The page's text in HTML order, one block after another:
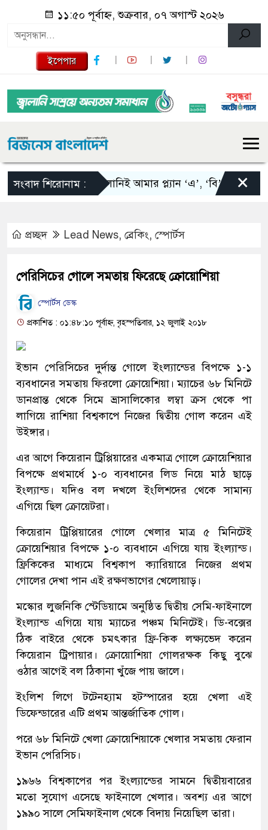
১১:৫০ পূর্বাহ্ন, শুক্রবার, ০৭ অগাস্ট ২০২৬
ইপেপার
সংবাদ শিরোনাম :স্কালোনিই আমার প্ল্যান ‘এ’, ‘বি’ এবং ‘সি’:×
প্রচ্ছদ Lead News, ব্রেকিং, স্পোর্টস
পেরিসিচের গোলে সমতায় ফিরেছে ক্রোয়োশিয়া
স্পোর্টস ডেস্ক
প্রকাশিত : ০১:৪৮:১০ পূর্বাহ্ন, বৃহস্পতিবার, ১২ জুলাই ২০১৮
ইভান পেরিসিচের দুর্দান্ত গোলে ইংল্যান্ডের বিপক্ষে ১-১
ব্যবধানের সমতায় ফিরলো ক্রোয়েশিয়া। ম্যাচের ৬৮ মিনিটে
ডানপ্রান্ত থেকে সিমে ভ্রাসালিকোর লম্বা ক্রস থেকে পা
লাগিয়ে রাশিয়া বিশ্বকাপে নিজের দ্বিতীয় গোল করেন এই
উইঙ্গার।
এর আগে কিয়েরান ট্রিপ্পিয়ারের একমাত্র গোলে ক্রোয়েশিয়ার
বিপক্ষে প্রথমার্ধে ১-০ ব্যবধানের লিড নিয়ে মাঠ ছাড়ে
ইংল্যান্ড। যদিও বল দখলে ইংলিশদের থেকে সামান্য
এগিয়ে ছিল ক্রোয়েটরা।
কিয়েরান ট্রিপ্পিয়ারের গোলে খেলার মাত্র ৫ মিনিটেই
ক্রোয়েশিয়ার বিপক্ষে ১-০ ব্যবধানে এগিয়ে যায় ইংল্যান্ড।
ফ্রিকিকের মাধ্যমে বিশ্বকাপ ক্যারিয়ারে নিজের প্রথম
গোলের দেখা পান এই রক্ষণভাগের খেলোয়াড়।
মস্কোর লুজনিকি স্টেডিয়ামে অনুষ্ঠিত দ্বিতীয় সেমি-ফাইনালে
ইংল্যান্ড এগিয়ে যায় ম্যাচের পঞ্চম মিনিটেই। ডি-বক্সের
ঠিক বাইরে থেকে চমৎকার ফ্রি-কিক লক্ষ্যভেদ করেন
কিয়েরান ট্রিপায়ার। ক্রোয়োশিয়া গোলরক্ষক কিছু বুঝে
ওঠার আগেই বল ঠিকানা খুঁজে পায় জালে।
ইংলিশ লিগে টটেনহ্যাম হটস্পারের হয়ে খেলা এই
ডিফেন্ডারের এটি প্রথম আন্তর্জাতিক গোল।
পরে ৬৮ মিনিটে খেলা ক্রোয়েশিয়াকে খেলার সমতায় ফেরান
ইভান পেরিসিচ।
১৯৬৬ বিশ্বকাপের পর ইংল্যান্ডের সামনে দ্বিতীয়বারের
মতো সুযোগ এসেছে ফাইনালে খেলার। অবশ্য এর আগে
১৯৯০ সালে সেমিফাইনাল থেকে বিদায় নিয়েছিল তারা।